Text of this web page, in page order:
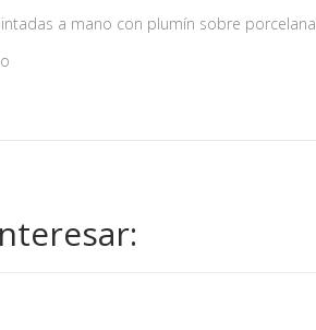
a mano con plumín sobre porcelana.